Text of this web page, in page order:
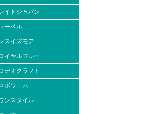
イドジャパン
ーベル
スイズモア
イヤルブルー
デオクラフト
ボワーム
ンスタイル